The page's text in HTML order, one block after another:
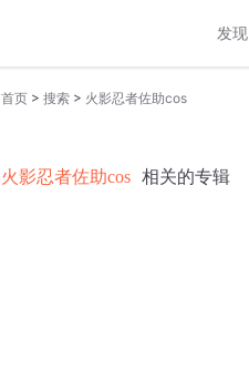
发现
首页 > 搜索 > 火影忍者佐助cos
火影忍者佐助cos 相关的专辑